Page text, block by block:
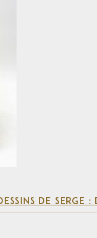
DE SERGE